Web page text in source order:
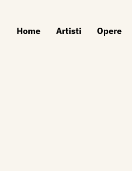
Home Artisti Opere